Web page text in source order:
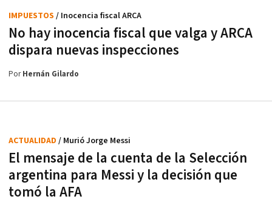
No hay inocencia fiscal que valga y ARCA
dispara nuevas inspecciones
IMPUESTOS / Inocencia fiscal ARCA
PorHernán Gilardo
El mensaje de la cuenta de la Selección
argentina para Messi y la decisión que
tomó la AFA
ACTUALIDAD / Murió Jorge Messi